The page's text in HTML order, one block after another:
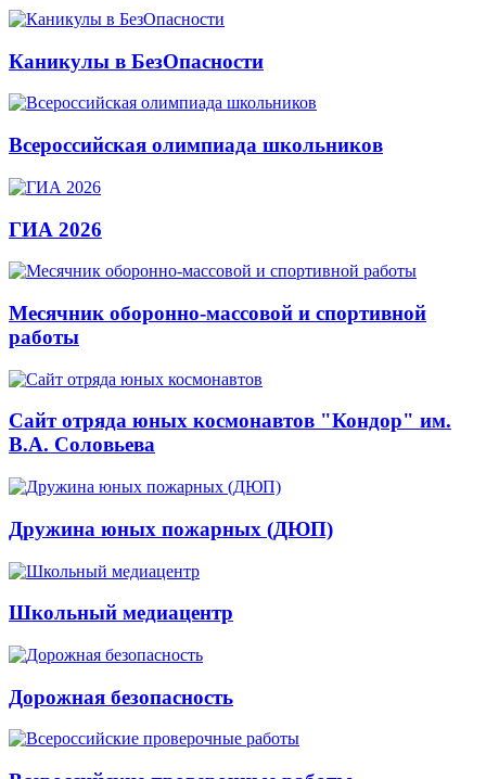
Каникулы в БезОпасности
Всероссийская олимпиада школьников
ГИА 2026
Месячник оборонно-массовой и спортивной
работы
Сайт отряда юных космонавтов "Кондор" им.
В.А. Соловьева
Дружина юных пожарных (ДЮП)
Школьный медиацентр
Дорожная безопасность